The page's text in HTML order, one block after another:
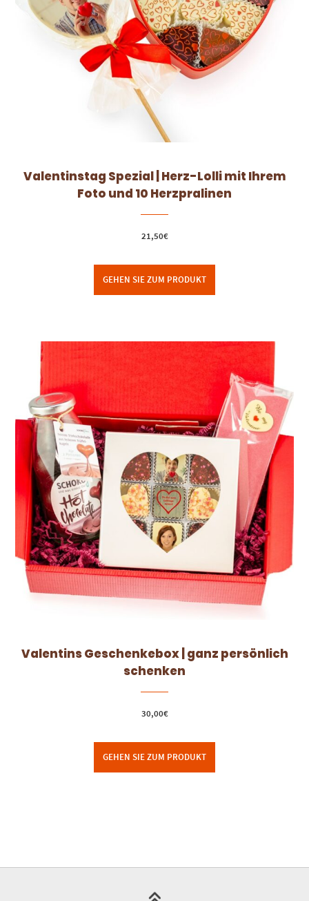
Valentinstag Spezial | Herz-Lolli mit Ihrem
Foto und 10 Herzpralinen
21,50€
GEHEN SIE ZUM PRODUKT
Valentins Geschenkebox | ganz persönlich
schenken
30,00€
GEHEN SIE ZUM PRODUKT